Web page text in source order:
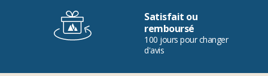
Satisfait ou
remboursé
100 jours pour changer
d'avis